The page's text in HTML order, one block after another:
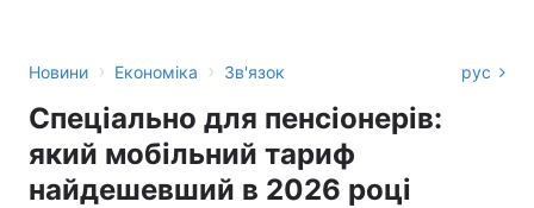
Новини › Економіка › Зв'язок рус
Спеціально для пенсіонерів:
який мобільний тариф
найдешевший в 2026 році